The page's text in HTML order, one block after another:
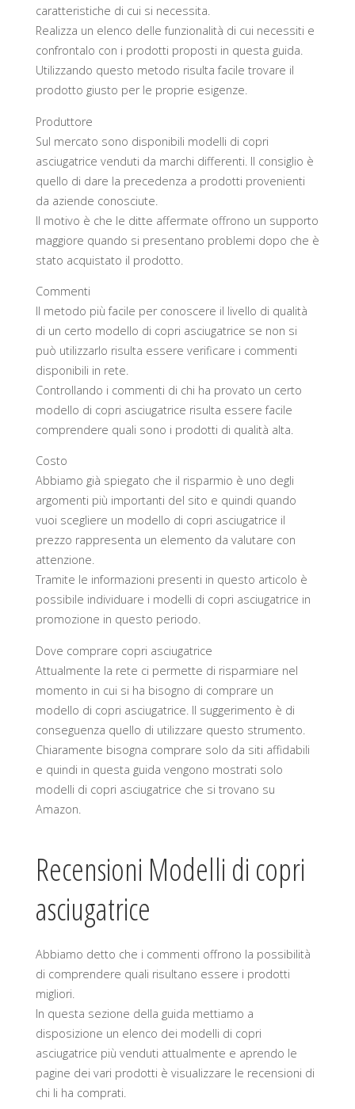
caratteristiche di cui si necessita.
Realizza un elenco delle funzionalità di cui necessiti e
confrontalo con i prodotti proposti in questa guida.
Utilizzando questo metodo risulta facile trovare il
prodotto giusto per le proprie esigenze.
Produttore
Sul mercato sono disponibili modelli di copri
asciugatrice venduti da marchi differenti. Il consiglio è
quello di dare la precedenza a prodotti provenienti
da aziende conosciute.
Il motivo è che le ditte affermate offrono un supporto
maggiore quando si presentano problemi dopo che è
stato acquistato il prodotto.
Commenti
Il metodo più facile per conoscere il livello di qualità
di un certo modello di copri asciugatrice se non si
può utilizzarlo risulta essere verificare i commenti
disponibili in rete.
Controllando i commenti di chi ha provato un certo
modello di copri asciugatrice risulta essere facile
comprendere quali sono i prodotti di qualità alta.
Costo
Abbiamo già spiegato che il risparmio è uno degli
argomenti più importanti del sito e quindi quando
vuoi scegliere un modello di copri asciugatrice il
prezzo rappresenta un elemento da valutare con
attenzione.
Tramite le informazioni presenti in questo articolo è
possibile individuare i modelli di copri asciugatrice in
promozione in questo periodo.
Dove comprare copri asciugatrice
Attualmente la rete ci permette di risparmiare nel
momento in cui si ha bisogno di comprare un
modello di copri asciugatrice. Il suggerimento è di
conseguenza quello di utilizzare questo strumento.
Chiaramente bisogna comprare solo da siti affidabili
e quindi in questa guida vengono mostrati solo
modelli di copri asciugatrice che si trovano su
Amazon.
Recensioni Modelli di copri
asciugatrice
Abbiamo detto che i commenti offrono la possibilità
di comprendere quali risultano essere i prodotti
migliori.
In questa sezione della guida mettiamo a
disposizione un elenco dei modelli di copri
asciugatrice più venduti attualmente e aprendo le
pagine dei vari prodotti è visualizzare le recensioni di
chi li ha comprati.